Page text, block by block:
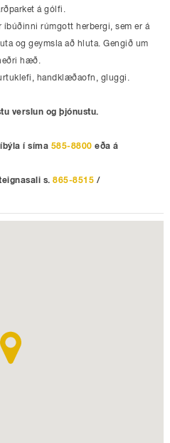
á gólfi.
rúmgott herbergi, sem er á
og geymsla að hluta. Gengið um
hæð.
handklæðaofn, gluggi.
verslun og þjónustu.
í síma 585-8800 eða á
s.865-8515 /